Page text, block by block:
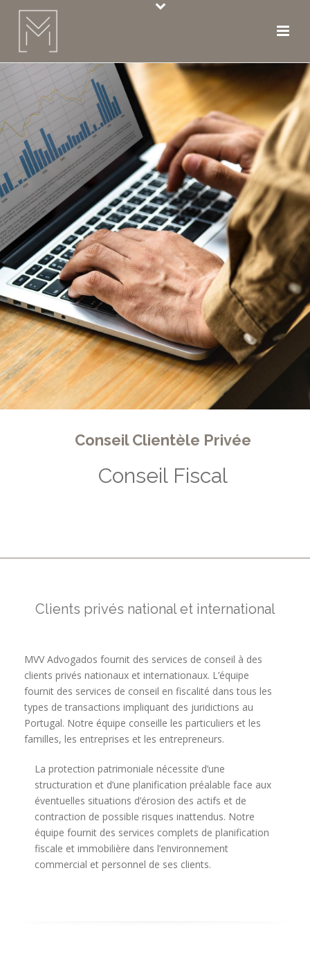
Conseil Clientèle Privée
Conseil Fiscal
Clients privés national et international
MVV Advogados fournit des services de conseil à des
clients privés nationaux et internationaux. L’équipe
fournit des services de conseil en fiscalité dans tous les
types de transactions impliquant des juridictions au
Portugal. Notre équipe conseille les particuliers et les
familles, les entreprises et les entrepreneurs.
La protection patrimoniale nécessite d’une
structuration et d’une planification préalable face aux
éventuelles situations d’érosion des actifs et de
contraction de possible risques inattendus. Notre
équipe fournit des services complets de planification
fiscale et immobilière dans l’environnement
commercial et personnel de ses clients.